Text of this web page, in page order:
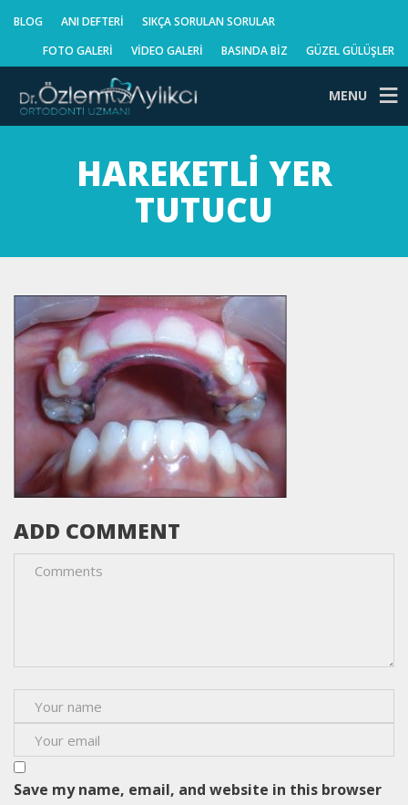
BLOG ANI DEFTERI
SIKÇA SORULAN SORULAR
FOTO GALERI
VIDEO GALERI BASINDA BIZ GÜZEL GÜLÜŞLER
MENU
HAREKETLI YER
TUTUCU
ADD COMMENT
Save my name, email, and website in this browser